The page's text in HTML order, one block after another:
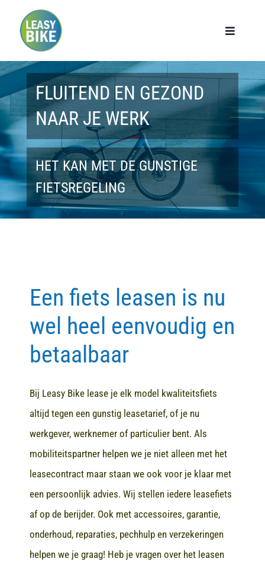
Toggle
Home
Werknemers
Werkgevers
Privé lease
Modellen
Contact
FLUITEND EN GEZOND
NAAR JE WERK
HET KAN MET DE GUNSTIGE
FIETSREGELING
Een fiets leasen is nu
wel heel eenvoudig en
betaalbaar
Bij Leasy Bike lease je elk model kwaliteitsfiets
altijd tegen een gunstig leasetarief, of je nu
werkgever, werknemer of particulier bent. Als
mobiliteitspartner helpen we je niet alleen met het
leasecontract maar staan we ook voor je klaar met
een persoonlijk advies. Wij stellen iedere leasefiets
af op de berijder. Ook met accessoires, garantie,
onderhoud, reparaties, pechhulp en verzekeringen
helpen we je graag! Heb je vragen over het leasen